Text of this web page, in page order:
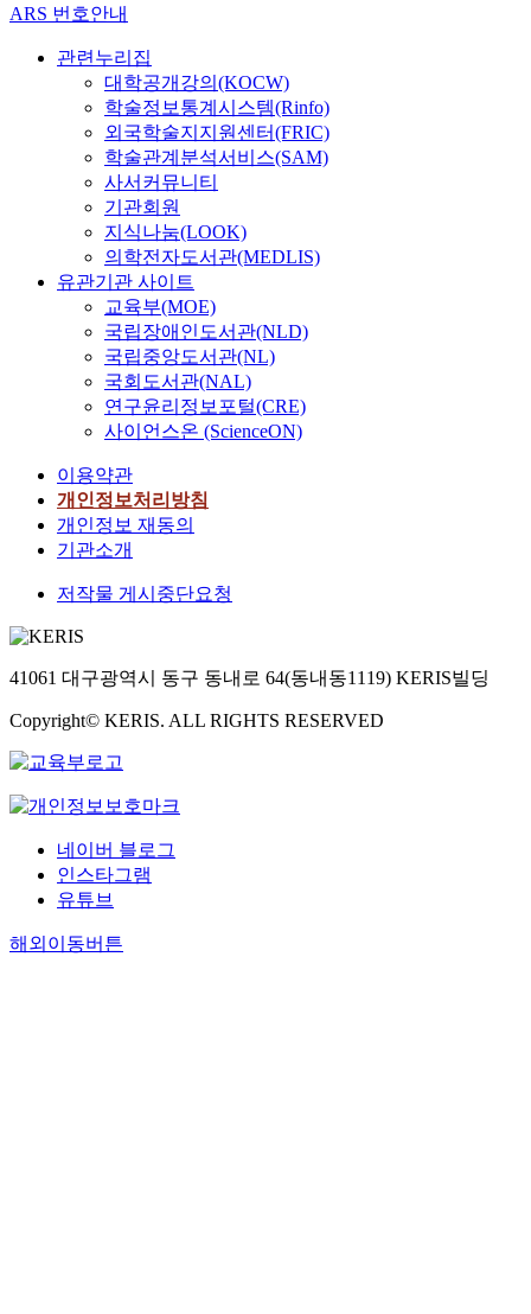
ARS 번호안내
관련누리집
대학공개강의(KOCW)
학술정보통계시스템(Rinfo)
외국학술지지원센터(FRIC)
학술관계분석서비스(SAM)
사서커뮤니티
기관회원
지식나눔(LOOK)
의학전자도서관(MEDLIS)
유관기관 사이트
교육부(MOE)
국립장애인도서관(NLD)
국립중앙도서관(NL)
국회도서관(NAL)
연구윤리정보포털(CRE)
사이언스온 (ScienceON)
이용약관
개인정보처리방침
개인정보 재동의
기관소개
저작물 게시중단요청
41061 대구광역시 동구 동내로 64(동내동1119) KERIS빌딩
Copyright© KERIS. ALL RIGHTS RESERVED
네이버 블로그
인스타그램
유튜브
해외이동버튼